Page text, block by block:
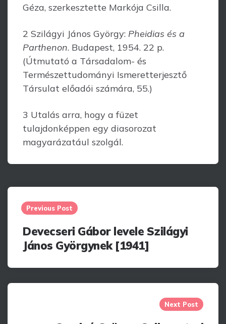
Géza, szerkesztette Markója Csilla.
2 Szilágyi János György: Pheidias és a
Parthenon. Budapest, 1954. 22 p.
(Útmutató a Társadalom- és
Természettudományi Ismeretterjesztő
Társulat előadói számára, 55.)
3 Utalás arra, hogy a füzet
tulajdonképpen egy diasorozat
magyarázatául szolgál.
Post
navigation
Previous Post
Devecseri Gábor levele Szilágyi
János Györgynek [1941]
Next Post